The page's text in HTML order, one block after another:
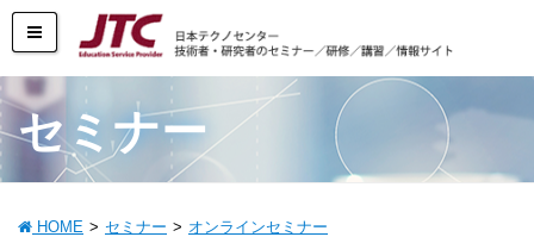
セミナー
HOME セミナー
オンラインセミナー